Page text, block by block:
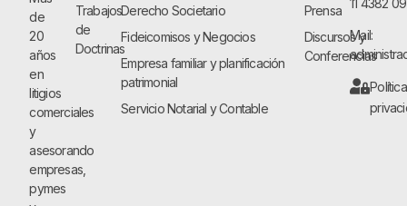
de
20
años
en
litigios
comerciales
y
asesorando
empresas,
pymes
Trabajos
de
Doctrinas
Derecho Societario
Fideicomisos y Negocios
Empresa familiar y planificación
patrimonial
Servicio Notarial y Contable
Prensa
Discursos y
Conferencias
Mail: